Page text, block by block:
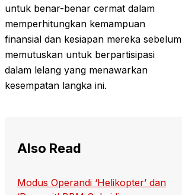
untuk benar-benar cermat dalam
memperhitungkan kemampuan
finansial dan kesiapan mereka sebelum
memutuskan untuk berpartisipasi
dalam lelang yang menawarkan
kesempatan langka ini.
Also Read
Modus Operandi ‘Helikopter’ dan